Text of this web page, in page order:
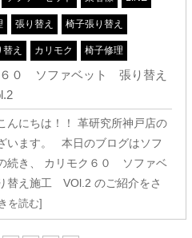
張り替え 椅子張り替え
え カリモク 椅子修理
６０ ソファベット 張り替え
んにちは！！ 革研究所神戸店の
います。 本日のブログはソフ
続き、 カリモク６０ ソファベ
替え施工 VOl.2 のご紹介をさ
を読む]